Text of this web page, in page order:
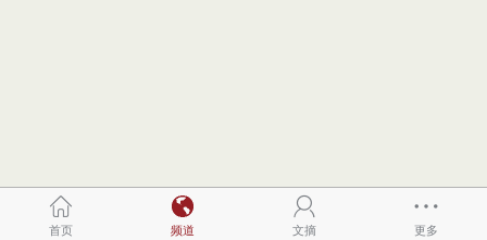
首页 频道 文摘 更多